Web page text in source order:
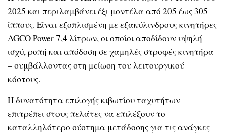
2025 και περιλαμβάνει έξι μοντέλα από 205 έως 305
ίππους. Είναι εξοπλισμένη με εξακύλινδρους κινητήρες
AGCO Power 7,4 λίτρων, οι οποίοι αποδίδουν υψηλή
ισχύ, ροπή και απόδοση σε χαμηλές στροφές κινητήρα
– συμβάλλοντας στη μείωση του λειτουργικού
κόστους.
Η δυνατότητα επιλογής κιβωτίου ταχυτήτων
επιτρέπει στους πελάτες να επιλέξουν το
καταλληλότερο σύστημα μετάδοσης για τις ανάγκες